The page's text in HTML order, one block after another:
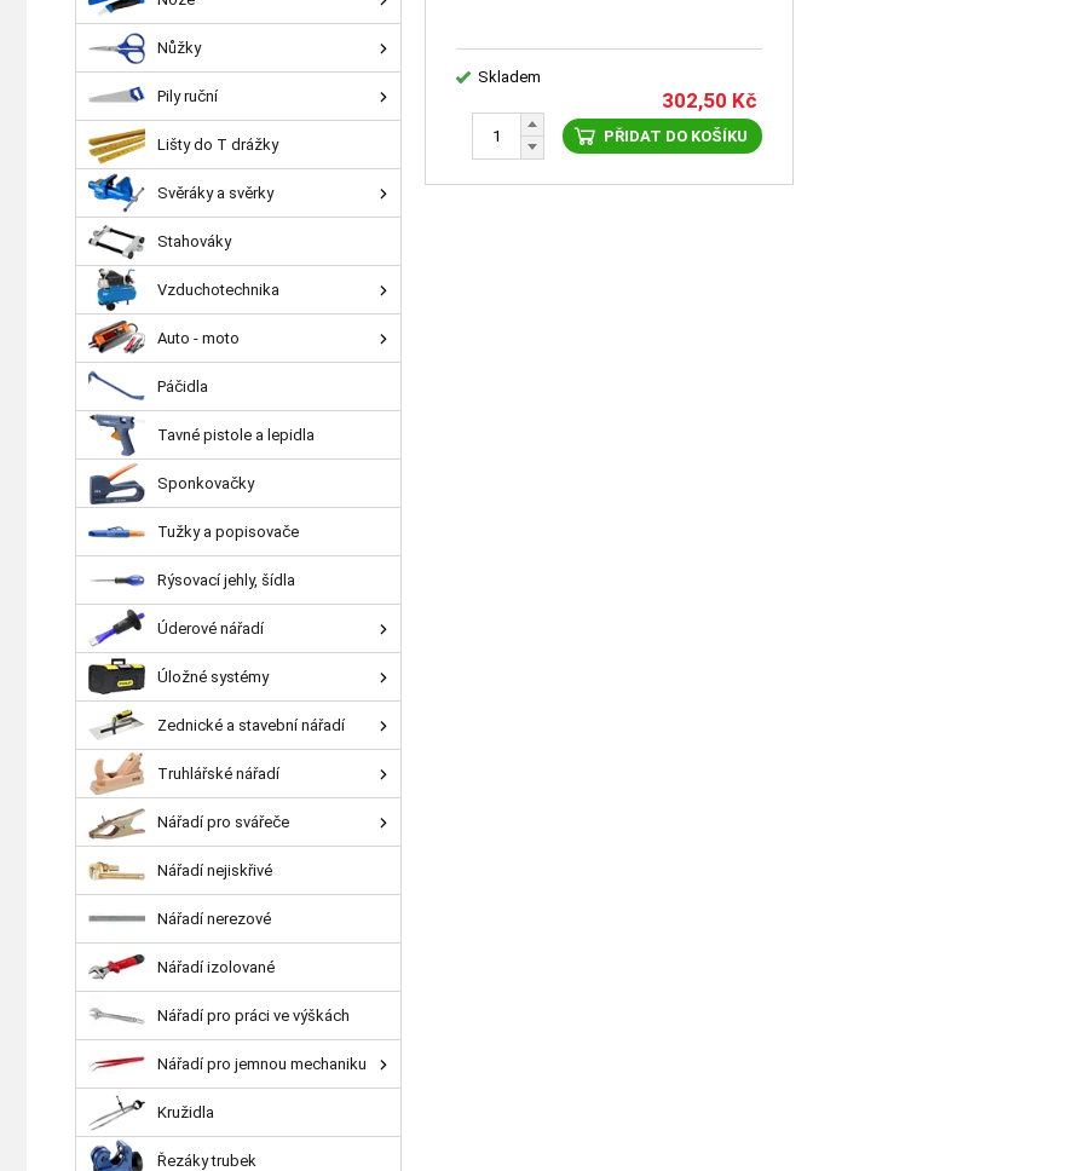
Skladem
302,50 Kč
PŘIDAT DO KOŠÍKU
Nůžky
Pily ruční
Lišty do T drážky
Svěráky a svěrky
Stahováky
Vzduchotechnika
Auto - moto
Páčidla
Tavné pistole a lepidla
Sponkovačky
Tužky a popisovače
Rýsovací jehly, šídla
Úderové nářadí
Úložné systémy
Zednické a stavební nářadí
Truhlářské nářadí
Nářadí pro svářeče
Nářadí nejiskřivé
Nářadí nerezové
Nářadí izolované
Nářadí pro práci ve výškách
Nářadí pro jemnou mechaniku
Kružidla
Řezáky trubek